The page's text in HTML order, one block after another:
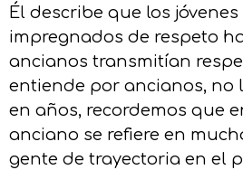
Él describe que los
impregnados de respeto
ancianos transmitían
entiende por ancianos, no
en años, recordemos que
anciano se refiere en
gente de trayectoria en el